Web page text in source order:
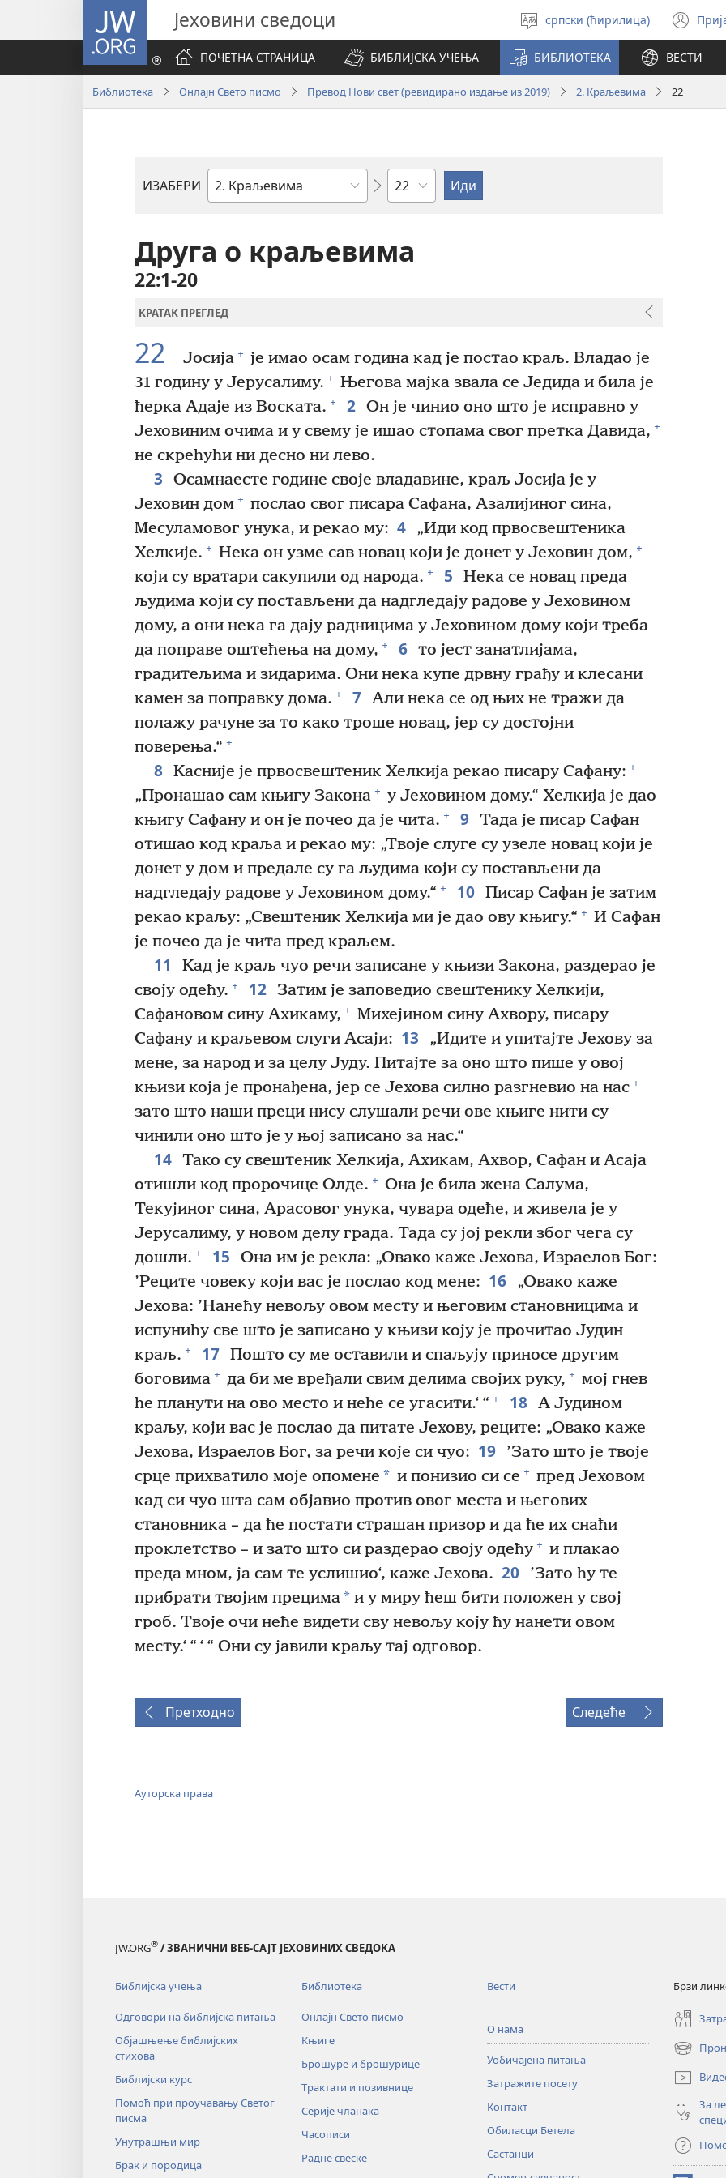
JW.ORG Јеховини сведоци
Изабери
језик
српски (ћирилица)
ПОЧЕТНА СТРАНИЦА БИБЛИЈСКА УЧЕЊА БИБЛИОТЕКА ВЕСТИ
Библиотека Онлајн Свето писмо Превод Нови свет (ревидирано издање из 2019) 2. Краљевима 22
ИЗАБЕРИ
Библијска
Поглавље
Друга о краљевима
22:1-20
КРАТАК ПРЕГЛЕД
22 Јосија + је имао осам година кад је постао краљ. Владао је
31 годину у Јерусалиму. + Његова мајка звала се Једида и била је
ћерка Адаје из Воската. + 2 Он је чинио оно што је исправно у
Јеховиним очима и у свему је ишао стопама свог претка Давида, +
не скрећући ни десно ни лево.
3
Осамнаесте године своје владавине, краљ Јосија је у
Јеховин дом + послао свог писара Сафана, Азалијиног сина,
Месуламовог унука, и рекао му: 4
„Иди код првосвештеника
Хелкије. + Нека он узме сав новац који је донет у Јеховин дом, +
који су вратари сакупили од народа. + 5
Нека се новац преда
људима који су постављени да надгледају радове у Јеховином
дому, а они нека га дају радницима у Јеховином дому који треба
да поправе оштећења на дому, + 6 то јест занатлијама,
градитељима и зидарима. Они нека купе дрвну грађу и клесани
камен за поправку дома. + 7 Али нека се од њих не тражи да
полажу рачуне за то како троше новац, јер су достојни
поверења.“ +
8 Касније је првосвештеник Хелкија рекао писару Сафану: +
„Пронашао сам књигу Закона + у Јеховином дому.“ Хелкија је дао
књигу Сафану и он је почео да је чита. + 9 Тада је писар Сафан
отишао код краља и рекао му: „Твоје слуге су узеле новац који је
донет у дом и предале су га људима који су постављени да
надгледају радове у Јеховином дому.“ + 10 Писар Сафан је затим
рекао краљу: „Свештеник Хелкија ми је дао ову књигу.“ + И Сафан
је почео да је чита пред краљем.
11
Кад је краљ чуо речи записане у књизи Закона, раздерао је
своју одећу. + 12 Затим је заповедио свештенику Хелкији,
Сафановом сину Ахикаму, + Михејином сину Ахвору, писару
Сафану и краљевом слуги Асаји: 13
„Идите и упитајте Јехову за
мене, за народ и за целу Јуду. Питајте за оно што пише у овој
књизи која је пронађена, јер се Јехова силно разгневио на нас +
зато што наши преци нису слушали речи ове књиге нити су
чинили оно што је у њој записано за нас.“
14 Тако су свештеник Хелкија, Ахикам, Ахвор, Сафан и Асаја
отишли код пророчице Олде. + Она је била жена Салума,
Текујиног сина, Арасовог унука, чувара одеће, и живела је у
Јерусалиму, у новом делу града. Тада су јој рекли због чега су
дошли. + 15
Она им је рекла: „Овако каже Јехова, Израелов Бог:
’Реците човеку који вас је послао код мене: 16
„Овако каже
Јехова: ’Нанећу невољу овом месту и његовим становницима и
испунићу све што је записано у књизи коју је прочитао Јудин
краљ. + 17 Пошто су ме оставили и спаљују приносе другим
боговима + да би ме вређали свим делима својих руку, + мој гнев
ће планути на ово место и неће се угасити.‘ “ + 18 А Јудином
краљу, који вас је послао да питате Јехову, реците: „Овако каже
Јехова, Израелов Бог, за речи које си чуо: 19
’Зато што је твоје
срце прихватило моје опомене * и понизио си се + пред Јеховом
кад си чуо шта сам објавио против овог места и његових
становника – да ће постати страшан призор и да ће их снаћи
проклетство – и зато што си раздерао своју одећу + и плакао
преда мном, ја сам те услишио‘, каже Јехова. 20
’Зато ћу те
прибрати твојим прецима* и у миру ћеш бити положен у свој
гроб. Твоје очи неће видети сву невољу коју ћу нанети овом
месту.‘ “ ‘ “ Они су јавили краљу тај одговор.
Претходно Следеће
Ауторска права
JW.ORG® / ЗВАНИЧНИ ВЕБ-САЈТ ЈЕХОВИНИХ СВЕДОКА
Библијска учења
Одговори на библијска питања
Објашњење библијских
стихова
Библијски курс
Помоћ при проучавању Светог
писма
Унутрашњи мир
Брак и породица
Библиотека
Онлајн Свето писмо
Књиге
Брошуре и брошурице
Трактати и позивнице
Серије чланака
Часописи
Радне свеске
Вести
О нама
Уобичајена питања
Затражите посету
Контакт
Обиласци Бетела
Састанци
Брзи
(отвара
нови
прозор)
За